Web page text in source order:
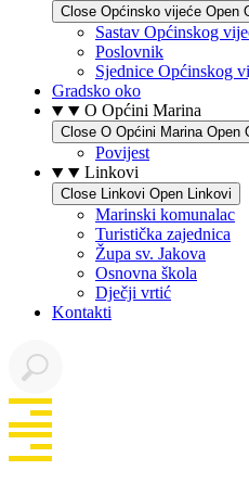
Close Općinsko vijeće Open
Sastav Općinskog
Poslovnik
Sjednice Općinskog
Gradsko oko
O Općini Marina
Close O Općini Marina Open
Povijest
Linkovi
Close Linkovi Open Linkovi
Marinski komunalac
Turistička zajednica
Župa sv. Jakova
Osnovna škola
Dječji vrtić
Kontakti